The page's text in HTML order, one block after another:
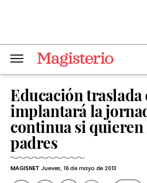
Educación traslada
implantará la
continua si quieren
padres
MAGISNET Jueves, 16 de mayo de 2013